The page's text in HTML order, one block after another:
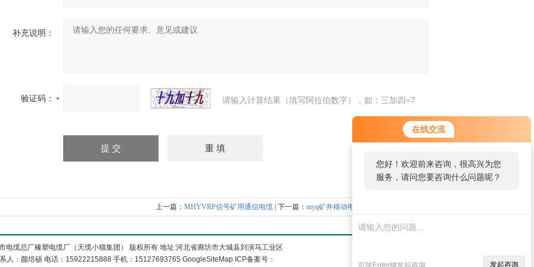
在线交流
您好！欢迎前来咨询，很高兴为您
服务，请问您要咨询什么问题呢？
可按Enter键发起咨询 发起咨询
补充说明：
验证码： 请输入计算结果（填写阿拉伯数字），如：三加四=7
上一篇： MHYVRP信号矿用通信电缆 | 下一篇： myq矿井移动电缆MYQ矿用橡套电缆
电缆总厂橡塑电缆厂（天缆小猫集团） 版权所有 地址:河北省廊坊市大城县刘演马工业区
人：颜培硕 电话：15922215888 手机：15127693765 GoogleSiteMapICP备案号：